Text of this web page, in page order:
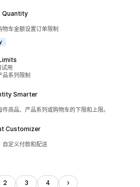
Quantity
车金额设置订单限制
用
品系列限制
Smarter
商品、产品系列或购物车的下限和上限。
Customizer
自定义付款和配送
2 3 4